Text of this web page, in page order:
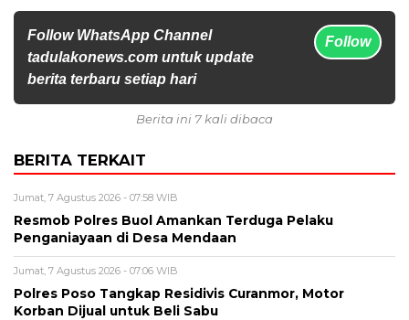
Follow WhatsApp Channel
tadulakonews.com untuk update
berita terbaru setiap hari
Follow
Berita ini 7 kali dibaca
BERITA TERKAIT
Jumat, 7 Agustus 2026 - 07:58 WIB
Resmob Polres Buol Amankan Terduga Pelaku
Penganiayaan di Desa Mendaan
Jumat, 7 Agustus 2026 - 07:06 WIB
Polres Poso Tangkap Residivis Curanmor, Motor
Korban Dijual untuk Beli Sabu